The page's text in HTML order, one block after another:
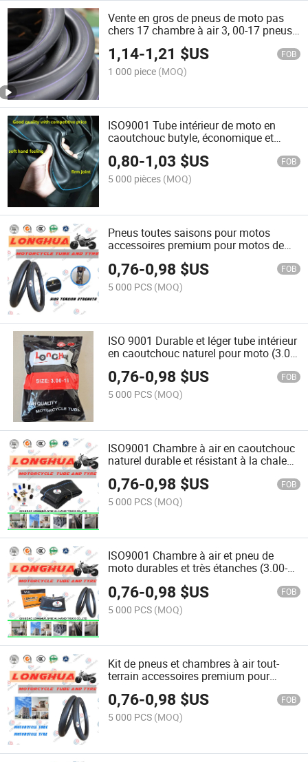
Vente en gros de pneus de moto pas
chers 17 chambre à air 3, 00-17 pneus
tout-terrain tubeless en butyle
1,14-1,21 $US FOB
1 000 piece (MOQ)
ISO9001 Tube intérieur de moto en
caoutchouc butyle, économique et
résistant à la chaleur (3.00-17)
0,80-1,03 $US FOB
5 000 pièces (MOQ)
Pneus toutes saisons pour motos
accessoires premium pour motos de
0,76-0,98 $US FOB
5 000 PCS (MOQ)
ISO 9001 Durable et léger tube intérieur
en caoutchouc naturel pour moto (3.00-
0,76-0,98 $US FOB
5 000 PCS (MOQ)
ISO9001 Chambre à air en caoutchouc
naturel durable et résistant à la chaleur
pour moto (3.00-18)
0,76-0,98 $US FOB
5 000 PCS (MOQ)
ISO9001 Chambre à air et pneu de
moto durables et très étanches (3.00-
0,76-0,98 $US FOB
5 000 PCS (MOQ)
Kit de pneus et chambres à air tout-
terrain accessoires premium pour
motos d'aventure (3.00-18)
0,76-0,98 $US FOB
5 000 PCS (MOQ)